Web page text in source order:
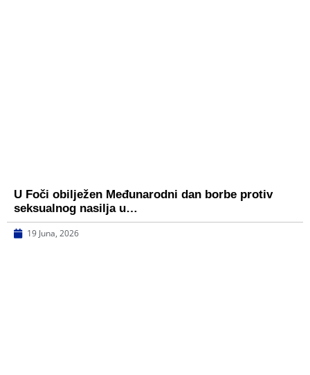
U Foči obilježen Međunarodni dan borbe protiv
seksualnog nasilja u…
19 Juna, 2026